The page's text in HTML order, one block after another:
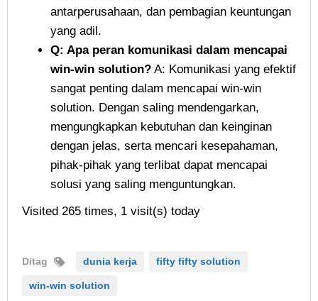
antarperusahaan, dan pembagian keuntungan
yang adil.
Q: Apa peran komunikasi dalam mencapai
win-win solution? A: Komunikasi yang efektif
sangat penting dalam mencapai win-win
solution. Dengan saling mendengarkan,
mengungkapkan kebutuhan dan keinginan
dengan jelas, serta mencari kesepahaman,
pihak-pihak yang terlibat dapat mencapai
solusi yang saling menguntungkan.
Visited 265 times, 1 visit(s) today
Ditag dunia kerja fifty fifty solution
win-win solution